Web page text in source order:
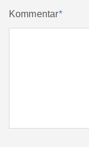
Kommentar*